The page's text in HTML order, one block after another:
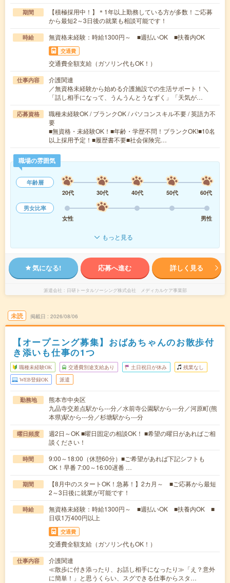
期間
【積極採用中！】＊1年以上勤務している方が多数！ご応募
から最短2～3日後の就業も相談可能です！
時給 無資格未経験：時給1300円～ ■週払いOK ■扶養内OK
交通費
交通費全額支給（ガソリン代もOK！）
仕事内容
介護関連
／無資格未経験から始める介護施設での生活サポート！＼
「話し相手になって、うんうんとうなずく」「天気が…
応募資格
職種未経験OK / ブランクOK / パソコンスキル不要 / 英語力不
要
■無資格・未経験OK！■年齢・学歴不問！ブランクOK!■10名
以上採用予定！■履歴書不要■社会保険完…
職場の雰囲気
年齢層
20代
30代 40代 50代
60代
男女比率
女性
男性
もっと見る
気になる! 応募へ進む 詳しく見る
派遣会社 日研トータルソーシング株式会社 メディカルケア事業部
未読 掲載日 2026/08/06
【オープニング募集】おばあちゃんのお散歩付
き添いも仕事の1つ
職種未経験OK 交通費別途支給あり 土日祝日が休み 残業なし
WEB登録OK 派遣
勤務地
熊本市中央区
九品寺交差点駅から---分／水前寺公園駅から---分／河原町(熊
本県)駅から---分／杉塘駅から---分
曜日頻度
週2日～OK ■曜日固定の相談OK！ ■希望の曜日があればご相
談ください！
時間
9:00～18:00（休憩60分）■ご希望があれば下記シフトも
OK！早番 7:00～16:00遅番 …
期間
【8月中のスタートOK！急募！】2カ月～ ■ご応募から最短
2～3日後に就業が可能です！
時給
無資格未経験：時給1300円～ ■週払いOK ■扶養内OK ■
日収1万400円以上
交通費
交通費全額支給（ガソリン代もOK！）
仕事内容
介護関連
≪散歩に付き添ったり、お話し相手になったり≫「え？意外
に簡単！」と思うくらい、スグできる仕事からスタ…